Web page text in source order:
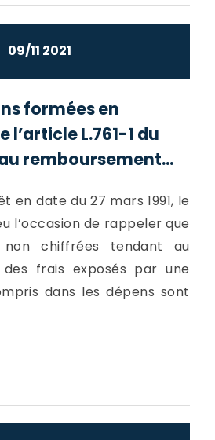
09/11 2021
formées en
L.761-1 du
remboursement...
en date du 27 mars 1991, le
l’occasion de rappeler que
non chiffrées tendant au
frais exposés par une
dans les dépens sont